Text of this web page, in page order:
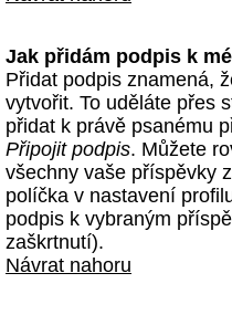
Jak přidám podpis k
Přidat podpis znamená,
vytvořit. To uděláte přes
přidat k právě psanému
Připojit podpis. Můžete
všechny vaše příspěvky
políčka v nastavení
podpis k vybraným
zaškrtnutí).
Návrat nahoru